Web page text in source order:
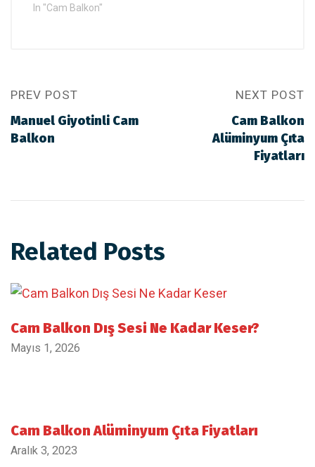
In "Cam Balkon"
PREV POST
Manuel Giyotinli Cam
Balkon
NEXT POST
Cam Balkon
Alüminyum Çıta
Fiyatları
Related Posts
Cam Balkon Dış Sesi Ne Kadar Keser?
Mayıs 1, 2026
Cam Balkon Alüminyum Çıta Fiyatları
Aralık 3, 2023